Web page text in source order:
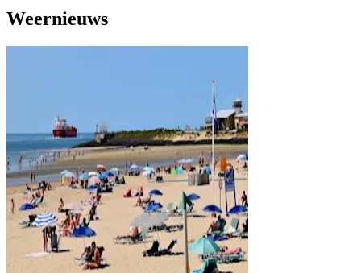
Weernieuws